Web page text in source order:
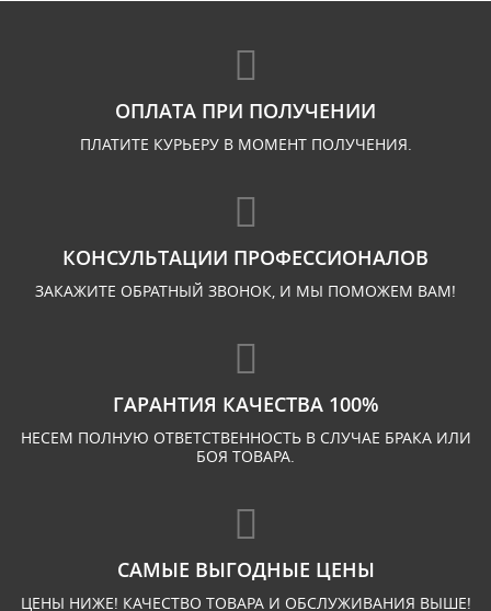
ОПЛАТА ПРИ ПОЛУЧЕНИИ
ПЛАТИТЕ КУРЬЕРУ В МОМЕНТ ПОЛУЧЕНИЯ.
КОНСУЛЬТАЦИИ ПРОФЕССИОНАЛОВ
ЗАКАЖИТЕ ОБРАТНЫЙ ЗВОНОК, И МЫ ПОМОЖЕМ ВАМ!
ГАРАНТИЯ КАЧЕСТВА 100%
НЕСЕМ ПОЛНУЮ ОТВЕТСТВЕННОСТЬ В СЛУЧАЕ БРАКА ИЛИ
БОЯ ТОВАРА.
САМЫЕ ВЫГОДНЫЕ ЦЕНЫ
ЦЕНЫ НИЖЕ! КАЧЕСТВО ТОВАРА И ОБСЛУЖИВАНИЯ ВЫШЕ!